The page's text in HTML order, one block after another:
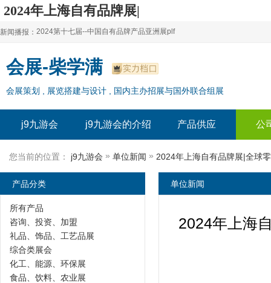
2024年上海自有品牌展|
全球零售自有品牌亚洲展
【上海新国际博览中心！欢迎您】-j9九游会
新闻播报：
2024上海自有品牌展--百货展|食品展 零售展|oem展
2024全球自有--品牌产品亚洲展（plf）
2024上海自有品牌展--2024上海oem 贴牌代加工展
2024第十七届--中国自有品牌产品亚洲展plf
2024全球自有--品牌产品亚洲展（plf）
2024年上海--第17届自有品牌展
会展-柴学满
会展策划 , 展览搭建与设计 , 国内主办招展与国外联合组展
j9九游会 j9九游会的介绍 产品供应 公
您当前的位置： j9九游会 » 单位新闻 »
单位新闻
2024年上海
产品分类
所有产品
咨询、投资、加盟
礼品、饰品、工艺品展
综合类展会
化工、能源、环保展
食品、饮料、农业展